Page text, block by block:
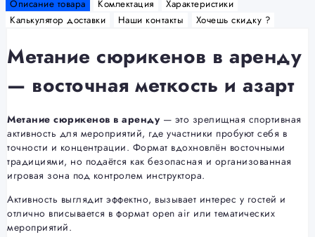
Описание товара Комлектация
Характеристики
Калькулятор доставки
Наши контакты Хочешь скидку ?
Метание сюрикенов в аренду
— восточная меткость и азарт
Метание сюрикенов в аренду— это зрелищная спортивная
активность для мероприятий, где участники пробуют себя в
точности и концентрации. Формат вдохновлён восточными
традициями, но подаётся как безопасная и организованная
игровая зона под контролем инструктора.
Активность выглядит эффектно, вызывает интерес у гостей и
отлично вписывается в формат open air или тематических
мероприятий.